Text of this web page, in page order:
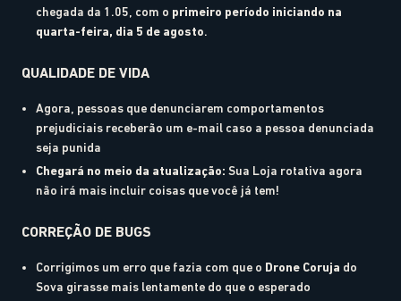
chegada da 1.05, com o primeiro período iniciando na
quarta-feira, dia 5 de agosto.
QUALIDADE DE VIDA
Agora, pessoas que denunciarem comportamentos
prejudiciais receberão um e-mail caso a pessoa denunciada
seja punida
Chegará no meio da atualização: Sua Loja rotativa agora
não irá mais incluir coisas que você já tem!
CORREÇÃO DE BUGS
Corrigimos um erro que fazia com que o Drone Coruja do
Sova girasse mais lentamente do que o esperado